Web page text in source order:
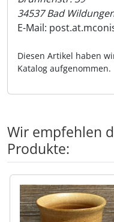
34537 Bad
E-Mail:
Diesen Artikel haben
Katalog aufgenommen.
Wir empfehlen
Produkte:
Es folgt ein